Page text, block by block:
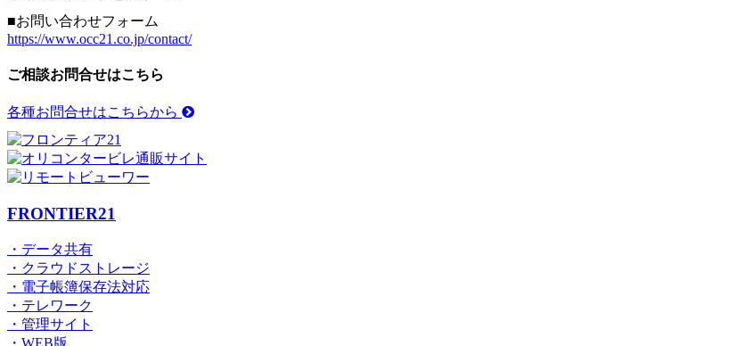
■お問い合わせフォーム
https://www.occ21.co.jp/contact/
ご相談お問合せはこちら
各種お問合せはこちらから
FRONTIER21
・データ共有
・クラウドストレージ
・電子帳簿保存法対応
・テレワーク
・管理サイト
・WEB版